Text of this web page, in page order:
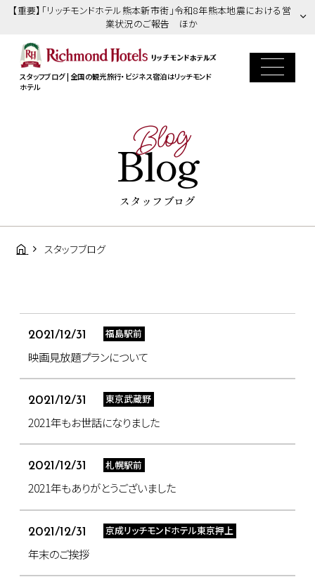
【重要】「リッチモンドホテル熊本新市街」令和8年熊本地震における営
業状況のご報告 ほか
スタッフブログ | 全国の観光旅行・ビジネス宿泊はリッチモンド
ホテル
Blog
Blog
スタッフブログ
スタッフブログ
2021/12/31 福島駅前
映画見放題プランについて
2021/12/31 東京武蔵野
2021年もお世話になりました
2021/12/31 札幌駅前
2021年もありがとうございました
2021/12/31 京成リッチモンドホテル東京押上
年末のご挨拶